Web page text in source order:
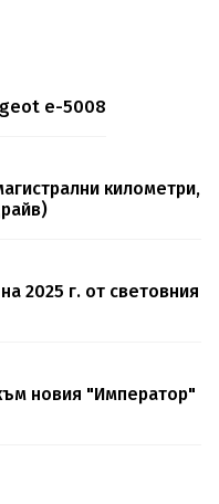
e-5008
километри,
2025 г. от световния
новия "Император"